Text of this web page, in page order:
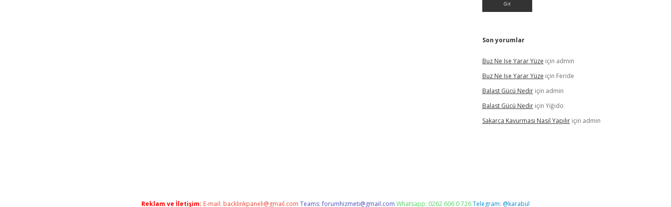
Son yorumlar
Buz Ne Işe Yarar Yüze için admin
Buz Ne Işe Yarar Yüze için Feride
Balast Gücü Nediriçin admin
Balast Gücü Nediriçin Yiğido
Sakarca Kavurması Nasıl Yapılıriçin admin
Reklam ve İletişim: E-mail: backlinkpaneli@gmail.com Teams:forumhizmeti@gmail.com Whatsapp: 0262 606 0 726Telegram: @karabul